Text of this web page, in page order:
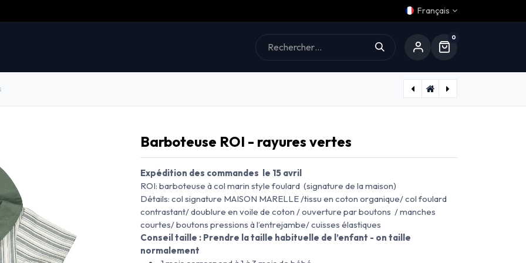
Français
Aide
0
Barboteuse ROI - rayures vertes
Expédition des commandes le 15 avril
ROI: barboteuse à col marin style foulard (signature de la maison)
Détails: col signature MAISON MARELLE /tissu en coton organique/ col foulard
contrastant/ doublure en voile de coton / ouverture par boutons / manches
courtes/ boutons pressions à l’entrejambe/ cuisses élastiques
Conseil taille : Prendre la taille habituelle de l’enfant - on taille
normalement